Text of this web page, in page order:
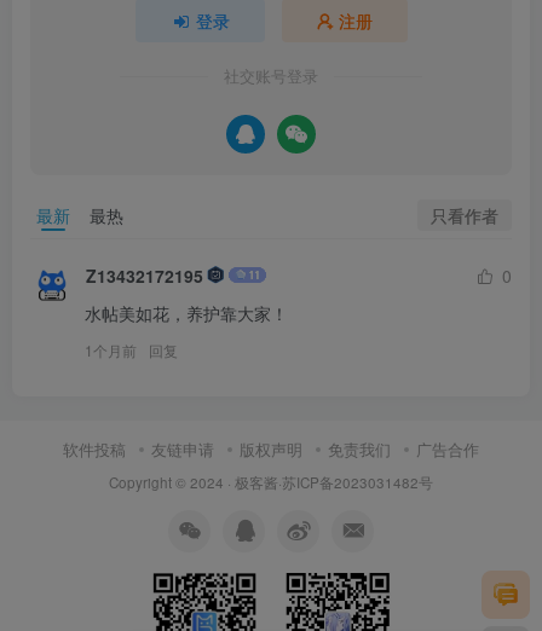
登录 注册
社交账号登录
最新 最热 只看作者
Z13432172195
0
水帖美如花，养护靠大家！
1个月前 回复
软件投稿 友链申请 版权声明 免责我们 广告合作
Copyright © 2024 · 极客酱·苏ICP备2023031482号